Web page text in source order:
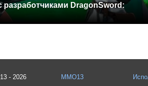
разработчиками DragonSword:
- 2026 MMO13